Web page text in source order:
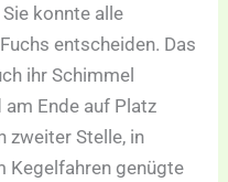
konnte alle
entscheiden. Das
ihr Schimmel
Ende auf Platz
zweiter Stelle, in
Kegelfahren genügte